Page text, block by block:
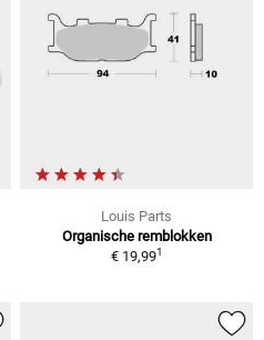
Louis Parts
Organische remblokken
€ 19,991